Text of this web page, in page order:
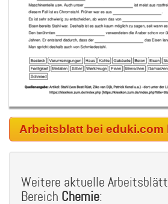
Arbeitsblatt bei eduki.com
Weitere aktuelle
Bereich Chemie: